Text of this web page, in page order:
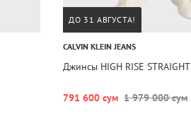
ДО 31 АВГУСТА!
CALVIN KLEIN JEANS
Джинсы HIGH RISE STRAIGHT
791 600 сум 1 979 000 сум